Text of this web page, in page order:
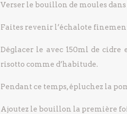
Verser le bouillon de moules
Faites revenir l’échalote
Déglacer le avec 150ml de cidre
risotto comme d’habitude.
Pendant ce temps, épluchez la
Ajoutez le bouillon la première